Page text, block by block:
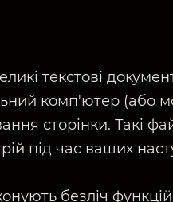
текстові
комп'ютер (або
сторінки. Такі
під час ваших
безліч